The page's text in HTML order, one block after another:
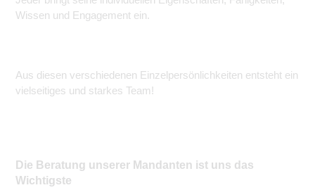
Wissen und Engagement ein.
Aus diesen verschiedenen Einzelpersönlichkeiten entsteht ein
vielseitiges und starkes Team!
Die Beratung unserer Mandanten ist uns das
Wichtigste